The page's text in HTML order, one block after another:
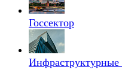
Госсектор
Инфраструктурные